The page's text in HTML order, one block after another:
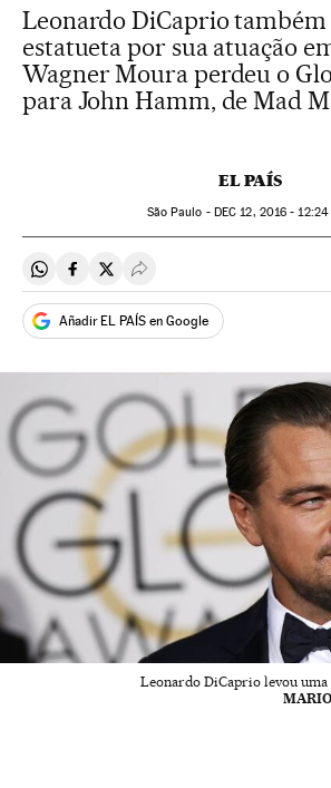
Leonardo DiCaprio
estatueta por sua atuação
Wagner Moura perdeu o
para John Hamm, de Mad
EL PAÍS
São Paulo - DEC 12, 2016 - 12:24
Compartir en Whatsapp
Compartir en Facebook
Compartir en Twitter
Desplegar Redes Sociales
Añadir EL PAÍS en Google
Leonardo DiCaprio levou uma